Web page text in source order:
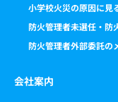
小学校火災の原因に見
防火管理者未選任・防
防火管理者外部委託の
会社案内